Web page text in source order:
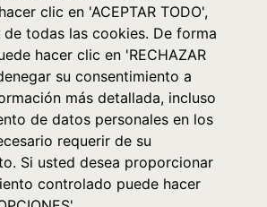
clic en 'ACEPTAR TODO',
todas las cookies. De forma
hacer clic en 'RECHAZAR
su consentimiento a
más detallada, incluso
de datos personales en los
requerir de su
Si usted desea proporcionar
controlado puede hacer